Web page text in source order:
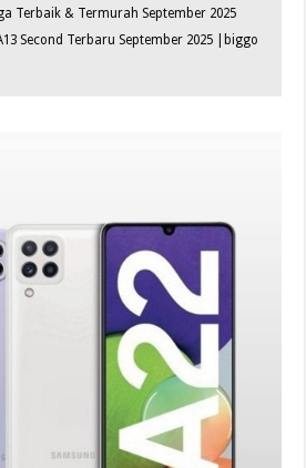
Terbaik & Termurah September 2025
Second Terbaru September 2025 |biggo